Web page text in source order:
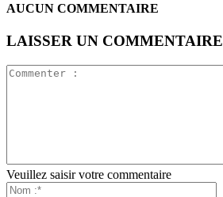
AUCUN COMMENTAIRE
LAISSER UN COMMENTAIRE
Veuillez saisir votre commentaire